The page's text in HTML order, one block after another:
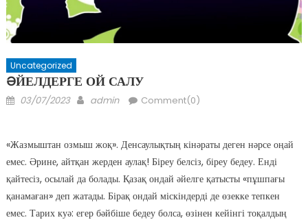
Uncategorized
ƏЙЕЛДЕРГЕ ОЙ САЛУ
Posted
03/07/2023 Author
admin Comment(0)
«Жазмыштан озмыш жоқ». Денсаулықтың кінәраты деген нәрсе оңай
емес. Әрине, айтқан жерден аулақ! Біреу белсіз, біреу бедеу. Енді
қайтесіз, осылай да болады. Қазақ ондай әйелге қатысты «пұшпағы
қанамаған» деп жатады. Бірақ ондай міскіндерді де өзекке тепкен
емес. Тарих куә: егер бәйбіше бедеу болса, өзінен кейінгі тоқалдың